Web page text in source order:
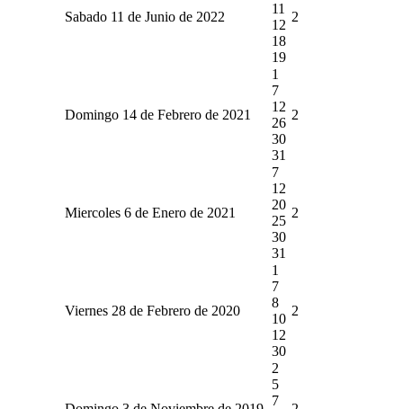
Sabado 11 de Junio de 2022
11
12
18
19
2
Domingo 14 de Febrero de 2021
1
7
12
26
30
31
2
Miercoles 6 de Enero de 2021
7
12
20
25
30
31
2
Viernes 28 de Febrero de 2020
1
7
8
10
12
30
2
2
5
7